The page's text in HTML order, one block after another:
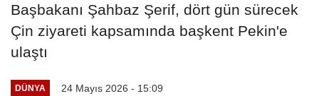
Başbakanı Şahbaz Şerif, dört gün sürecek
Çin ziyareti kapsamında başkent Pekin'e
ulaştı
DÜNYA 24 Mayıs 2026 - 15:09